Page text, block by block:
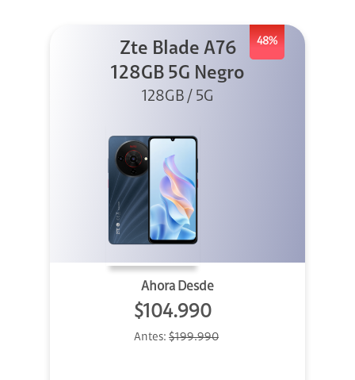
48%
Zte Blade A76
128GB 5G Negro
128GB / 5G
Ahora Desde
$104.990
Antes: $199.990